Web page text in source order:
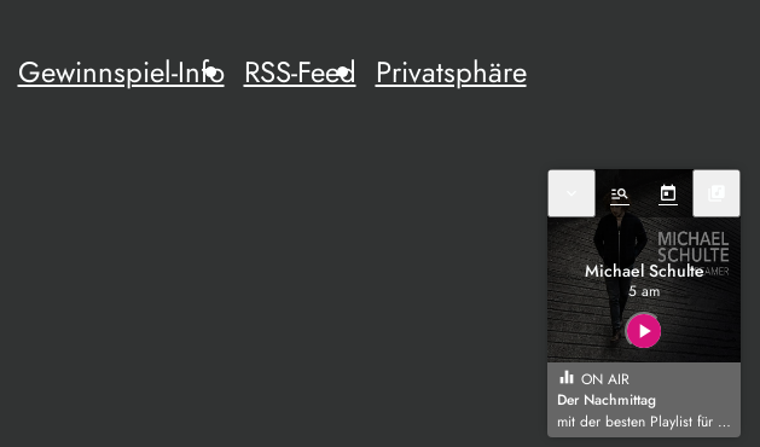
Gewinnspiel-Info RSS-Feed Privatsphäre
manage_search today
Michael Schulte
5 am
play_arrow
equalizer ON AIR
Der Nachmittag
mit der besten Playlist für die Region